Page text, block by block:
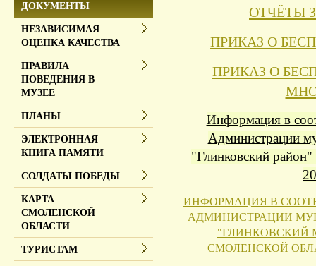
ОТЧЁТЫ
ПРИКАЗ О
ПРИКАЗ О
Информация в
Администрации
"Глинковский
ИНФОРМАЦИЯ В
АДМИНИСТРАЦИИ
"ГЛИНКОВСКИЙ
СМОЛЕНСКОЙ
ДОКУМЕНТЫ
НЕЗАВИСИМАЯ
ОЦЕНКА КАЧЕСТВА
ПРАВИЛА
ПОВЕДЕНИЯ В
МУЗЕЕ
ПЛАНЫ
ЭЛЕКТРОННАЯ
КНИГА ПАМЯТИ
СОЛДАТЫ ПОБЕДЫ
КАРТА
СМОЛЕНСКОЙ
ОБЛАСТИ
ТУРИСТАМ